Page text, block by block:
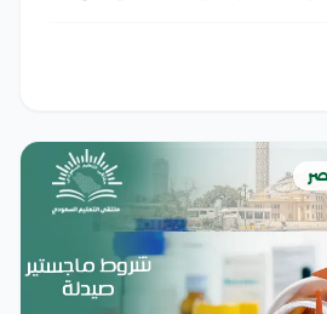
هذا المقال نستعرض...